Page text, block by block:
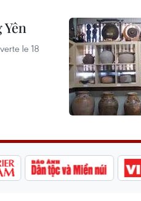
le 18